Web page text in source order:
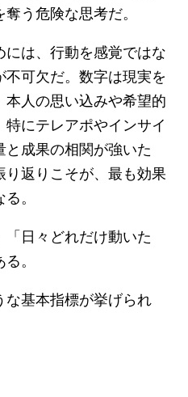
う危険な思考だ。
は、行動を感覚ではな
可欠だ。数字は現実を
人の思い込みや希望的
にテレアポやインサイ
と成果の相関が強いた
返りこそが、最も効果
。
日々どれだけ動いた
。
基本指標が挙げられ